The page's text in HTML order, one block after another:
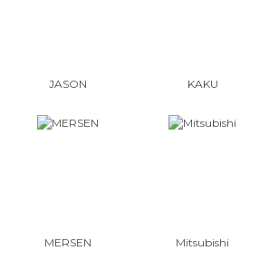
JASON KAKU
MERSEN Mitsubishi